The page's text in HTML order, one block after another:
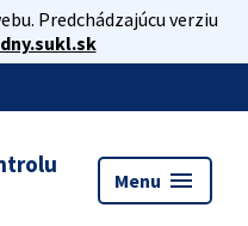
Predchádzajúcu verziu
Menu menu